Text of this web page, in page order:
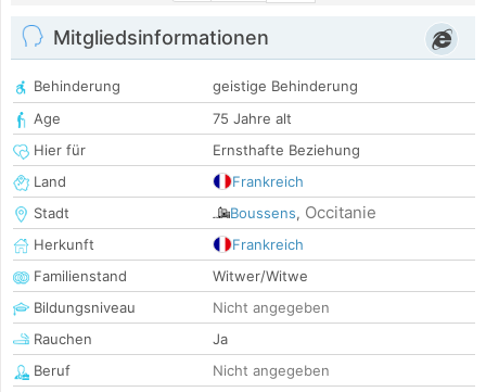
Mitgliedsinformationen
Behinderung
geistige Behinderung
Age
75 Jahre alt
Hier für
Ernsthafte Beziehung
Land
Frankreich
Stadt
Boussens, Occitanie
Herkunft
Frankreich
Familienstand
Witwer/Witwe
Bildungsniveau
Nicht angegeben
Rauchen
Ja
Beruf
Nicht angegeben